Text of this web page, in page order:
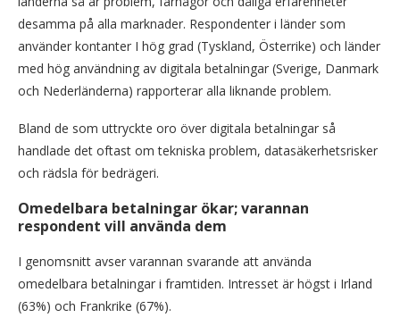
desamma på alla marknader. Respondenter i länder som
använder kontanter I hög grad (Tyskland, Österrike) och länder
med hög användning av digitala betalningar (Sverige, Danmark
och Nederländerna) rapporterar alla liknande problem.
Bland de som uttryckte oro över digitala betalningar så
handlade det oftast om tekniska problem, datasäkerhetsrisker
och rädsla för bedrägeri.
Omedelbara betalningar ökar; varannan
respondent vill använda dem
I genomsnitt avser varannan svarande att använda
omedelbara betalningar i framtiden. Intresset är högst i Irland
(63%) och Frankrike (67%).